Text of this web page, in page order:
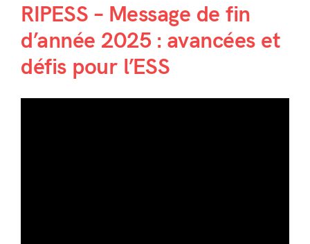
RIPESS – Message de fin
d’année 2025 : avancées et
défis pour l’ESS